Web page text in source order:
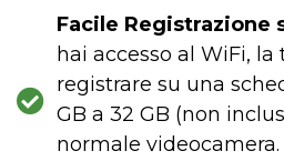
Facile Registrazione
hai accesso al WiFi,
registrare su una
GB a 32 GB (non
normale